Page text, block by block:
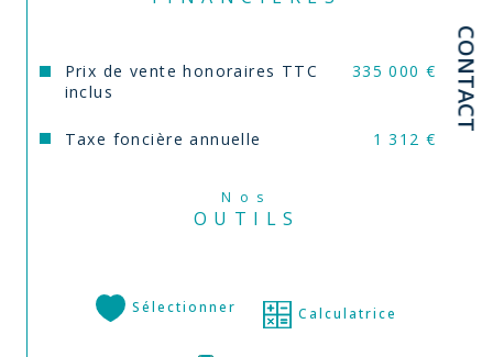
CONTACT
Prix de vente honoraires TTC
inclus
335 000 €
Taxe foncière annuelle 1 312 €
Nos
OUTILS
Sélectionner Calculatrice